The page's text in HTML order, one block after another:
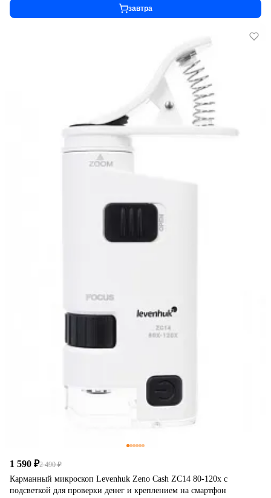
завтра
1 590 ₽2 490 ₽
Карманный микроскоп Levenhuk Zeno Cash ZC14 80-120x с
подсветкой для проверки денег и креплением на смартфон